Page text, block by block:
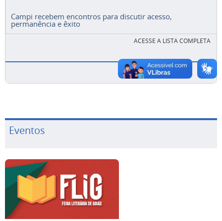
Campi recebem encontros para discutir acesso,
permanência e êxito
ACESSE A LISTA COMPLETA
Eventos